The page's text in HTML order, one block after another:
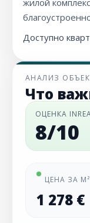
Доступно
АНАЛИЗ
Что
ОЦЕНКА
8/10
ЦЕНА ЗА М²
1 278 €